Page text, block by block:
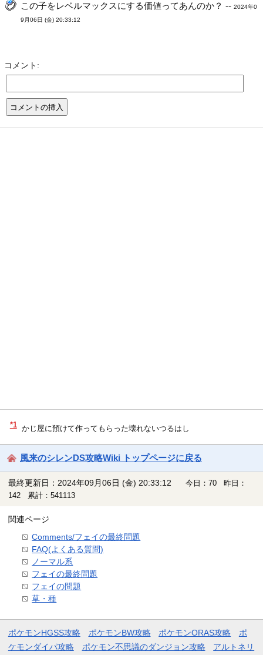
この子をレベルマックスにする価値ってあんのか？ --2024年0
9月06日 (金) 20:33:12
コメント:
*1 かじ屋に預けて作ってもらった壊れないつるはし
風来のシレンDS攻略Wiki トップページに戻る
最終更新日：2024年09月06日 (金) 20:33:12
今日：70 昨日：
142 累計：541113
関連ページ
Comments/フェイの最終問題
FAQ(よくある質問)
ノーマル系
フェイの最終問題
フェイの問題
草・種
ポケモンHGSS攻略 ポケモンBW攻略 ポケモンORAS攻略
ポ
ケモンダイパ攻略
ポケモン不思議のダンジョン攻略 アルトネリ